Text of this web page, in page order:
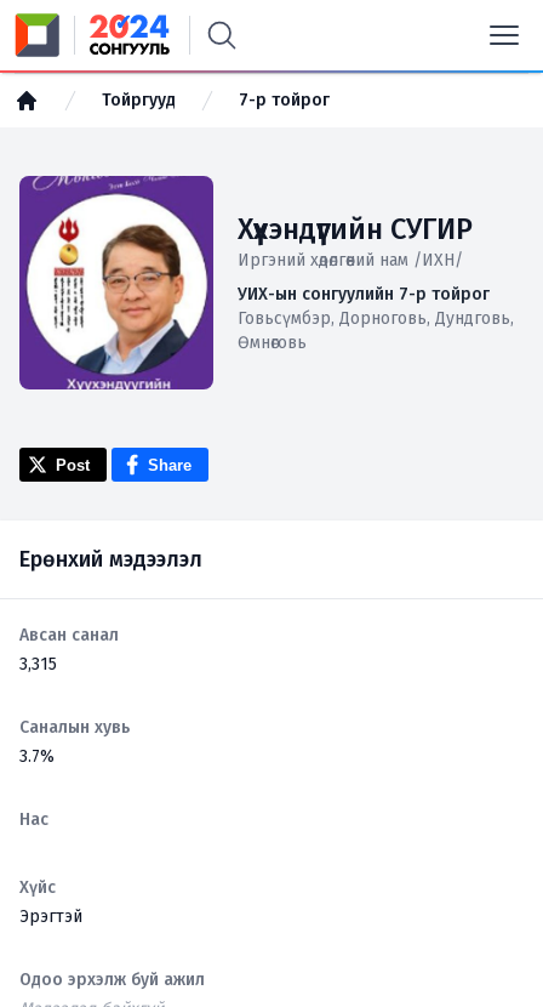
Тойргууд 7-р тойрог
Хүүхэндүүгийн СУГИР
Иргэний хөдөлгөөний нам /ИХН/
УИХ-ын сонгуулийн 7-р тойрог
Говьсүмбэр, Дорноговь, Дундговь,
Өмнөговь
Post Share
Ерөнхий мэдээлэл
Авсан санал
3,315
Саналын хувь
3.7%
Нас
Хүйс
Эрэгтэй
Одоо эрхэлж буй ажил